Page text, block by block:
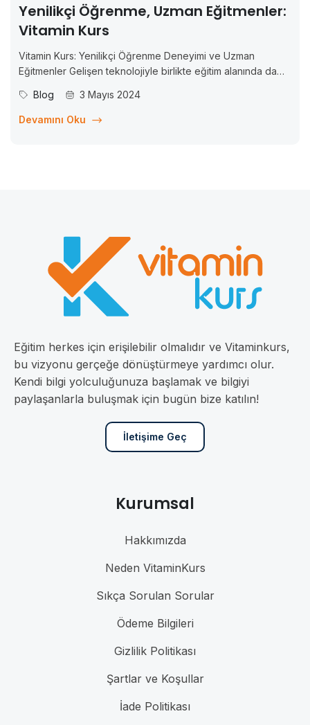
Yenilikçi Öğrenme, Uzman Eğitmenler:
Vitamin Kurs
Vitamin Kurs: Yenilikçi Öğrenme Deneyimi ve Uzman
Eğitmenler Gelişen teknolojiyle birlikte eğitim alanında da
ve esnek hale geldi ve bu da öğrenme deneyimini
dönüştürdü. Bu bağlamda, Vitamin Kurs adlı çevrim içi eğitim
Blog 3 Mayıs 2024
Devamını Oku
Eğitim herkes için erişilebilir olmalıdır ve Vitaminkurs,
bu vizyonu gerçeğe dönüştürmeye yardımcı olur.
Kendi bilgi yolculuğunuza başlamak ve bilgiyi
paylaşanlarla buluşmak için bugün bize katılın!
İletişime Geç
Kurumsal
Hakkımızda
Neden VitaminKurs
Sıkça Sorulan Sorular
Ödeme Bilgileri
Gizlilik Politikası
Şartlar ve Koşullar
İade Politikası